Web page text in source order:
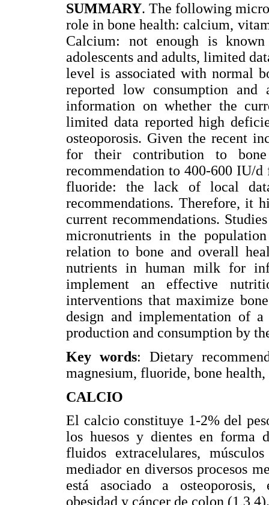
SUMMARY. The following
role in bone health: calcium,
Calcium: not enough is
adolescents and adults, limited
level is associated with normal
reported low consumption
information on whether the
limited data reported high
osteoporosis. Given the recent
for their contribution to
recommendation to 400-600 IU/d
fluoride: the lack of local
recommendations. Therefore, it
current recommendations.
micronutrients in the
relation to bone and overall
nutrients in human milk for
implement an effective
interventions that maximize
design and implementation of
production and consumption by
Key words: Dietary
magnesium, fluoride, bone health,
CALCIO
El calcio constituye 1-2% del
los huesos y dientes en forma
fluidos extracelulares,
mediador en diversos procesos
está asociado a osteoporosis,
obesidad y cáncer de colon (1,3,4).